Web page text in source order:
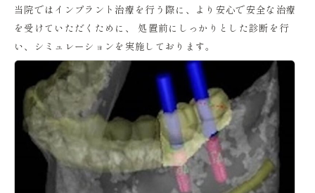
当院ではインプラント治療を行う際に、より安心で安全な治療
を受けていただくために、 処置前にしっかりとした診断を行
い、シミュレーションを実施しております。